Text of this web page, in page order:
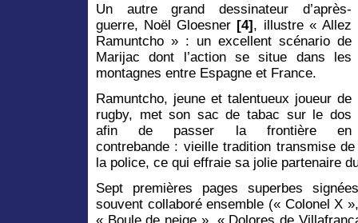
Un autre grand dessinateur d’après-
guerre, Noël Gloesner [4], illustre « Allez
Ramuntcho » : un excellent scénario de
Marijac dont l’action se situe dans les
montagnes entre Espagne et France.
Ramuntcho, jeune et talentueux joueur de
rugby, met son sac de tabac sur le dos
afin de passer la frontière en
contrebande : vieille tradition transmise
la police, ce qui effraie sa jolie partenaire
Sept premières pages superbes
souvent collaboré ensemble (« Colonel X